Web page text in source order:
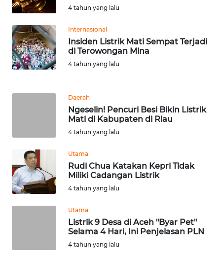
4 tahun yang lalu
Internasional
Insiden Listrik Mati Sempat Terjadi
di Terowongan Mina
4 tahun yang lalu
Daerah
Ngeselin! Pencuri Besi Bikin Listrik
Mati di Kabupaten di Riau
4 tahun yang lalu
Utama
Rudi Chua Katakan Kepri Tidak
Miliki Cadangan Listrik
4 tahun yang lalu
Utama
Listrik 9 Desa di Aceh "Byar Pet"
Selama 4 Hari, Ini Penjelasan PLN
4 tahun yang lalu
PEDOMAN
SIBER
REDAKSI
Wahana
Regional
WN
SUMUT
WN